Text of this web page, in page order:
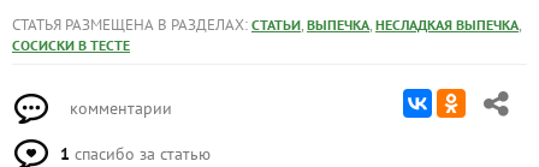
СТАТЬЯ РАЗМЕЩЕНА В РАЗДЕЛАХ: СТАТЬИ, ВЫПЕЧКА, НЕСЛАДКАЯ ВЫПЕЧКА,
СОСИСКИ В ТЕСТЕ
комментарии
1 спасибо за статью